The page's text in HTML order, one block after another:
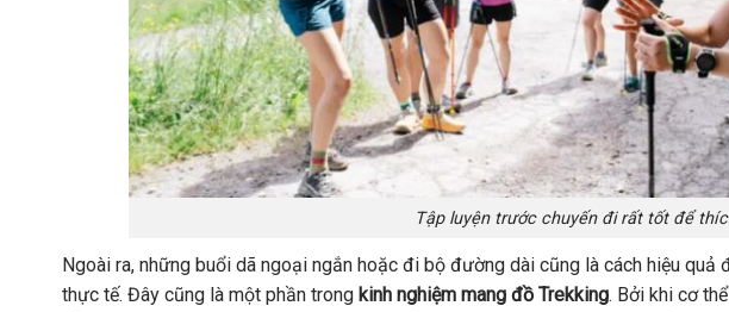
Tập luyện trước chuyến đi rất tốt để
Ngoài ra, những buổi dã ngoại ngắn hoặc đi bộ đường dài cũng là cách hiệu
thực tế. Đây cũng là một phần trong kinh nghiệm mang đồ Trekking. Bởi khi cơ